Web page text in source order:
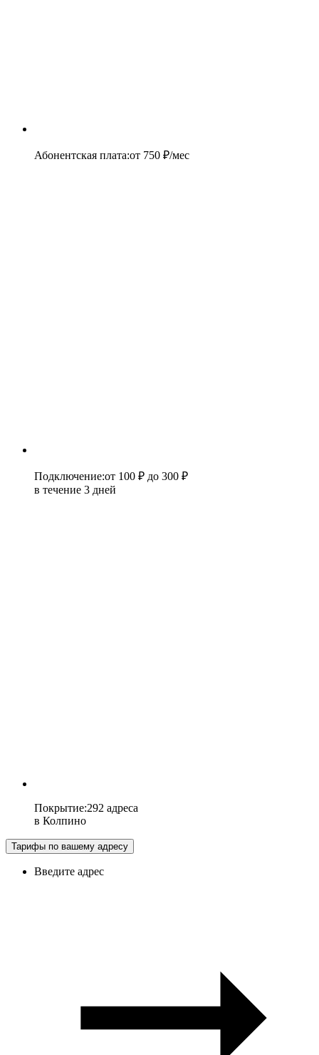
Абонентская плата:от 750 ₽/мес
Подключение:от 100 ₽ до 300 ₽
в течение 3 дней
Покрытие:292 адреса
в Колпино
Тарифы по вашему адресу
Введите адрес